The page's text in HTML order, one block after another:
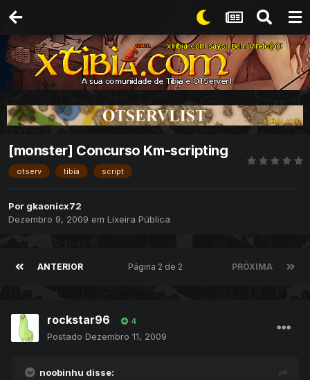
[monster] Concurso Km-scripting
otserv tibia script
Por gkaonicx72
Dezembro 9, 2009 em Lixeira Pública
ANTERIOR PRÓXIMA
Página 2 de 2
rockstar96 4
Postado Dezembro 11, 2009
noobinhu disse: